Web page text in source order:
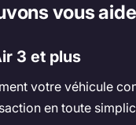
vous
3 et plus
votre véhicule
en toute